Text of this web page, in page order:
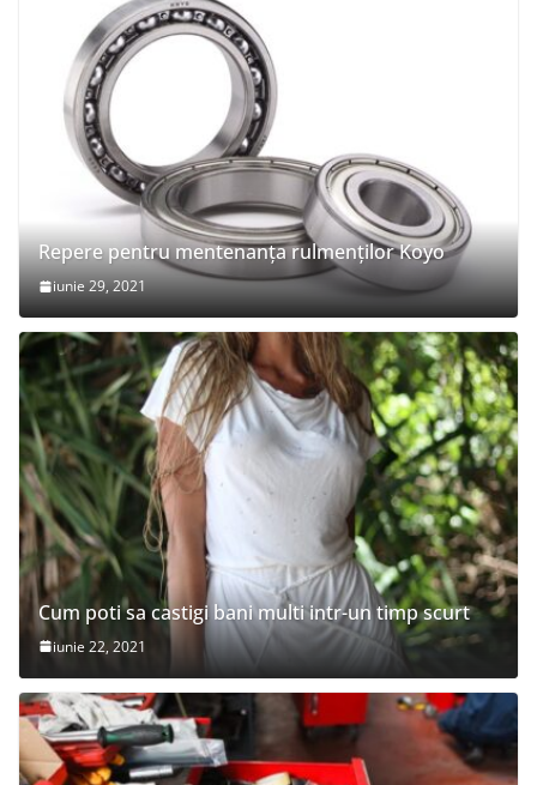
Repere pentru mentenanța rulmenților Koyo
iunie 29, 2021
Cum poti sa castigi bani multi intr-un timp scurt
iunie 22, 2021